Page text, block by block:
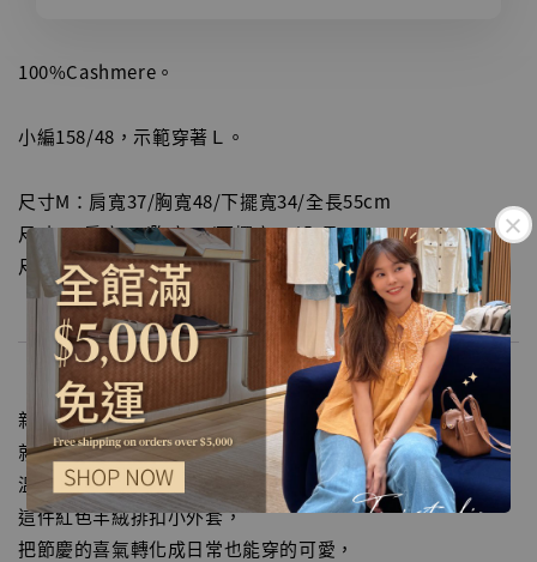
100%Cashmere。
小編158/48，示範穿著Ｌ。
尺寸M：肩寬37/胸寬48/下擺寬34/全長55cm
尺寸L：肩寬38/胸寬50/下擺寬35/全長56cm
尺寸M：肩寬39/胸寬52/下擺寬36/全長57cm
新年的第一件溫暖，
就從一抹紅開始，
溫柔、輕甜，卻不刻意，
這件紅色羊絨排扣小外套，
把節慶的喜氣轉化成日常也能穿的可愛，